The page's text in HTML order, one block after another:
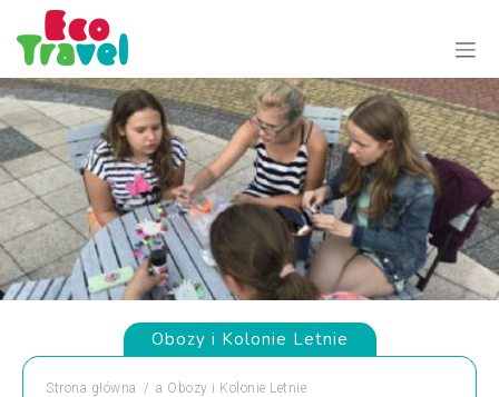
Obozy i Kolonie Letnie
Strona główna a Obozy i Kolonie Letnie